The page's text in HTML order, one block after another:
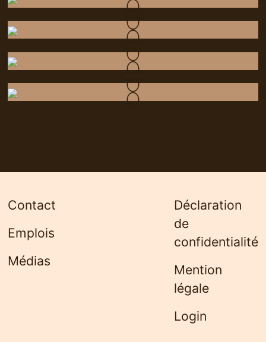
Contact
Emplois
Médias
Déclaration
de
confidentialité
Mention
légale
Login